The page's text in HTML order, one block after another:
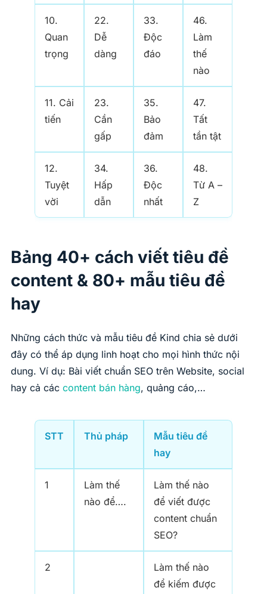
10.
Quan
trọng
22.
Dễ
dàng
33.
Độc
đáo
46.
Làm
thế
nào
11. Cải
tiến
23.
Cần
gấp
35.
Bảo
đảm
47.
Tất
tần tật
12.
Tuyệt
vời
34.
Hấp
dẫn
36.
Độc
nhất
48.
Từ A –
Z
Bảng 40+ cách viết tiêu đề
content & 80+ mẫu tiêu đề
hay
Những cách thức và mẫu tiêu đề Kind chia sẻ dưới
đây có thể áp dụng linh hoạt cho mọi hình thức nội
dung. Ví dụ: Bài viết chuẩn SEO trên Website, social
hay cả các content bán hàng, quảng cáo,…
STT Thủ pháp
Mẫu tiêu đề
hay
1
Làm thế
nào để….
Làm thế nào
để viết được
content chuẩn
SEO?
2
Làm thế nào
để kiếm được